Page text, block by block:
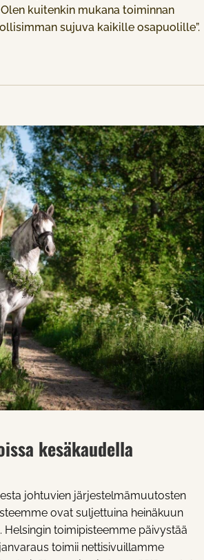
kuitenkin mukana toiminnan
sujuva kaikille osapuolille”.
kesäkaudella
johtuvien järjestelmämuutosten
ovat suljettuina heinäkuun
Helsingin toimipisteemme päivystää
toimii nettisivuillamme